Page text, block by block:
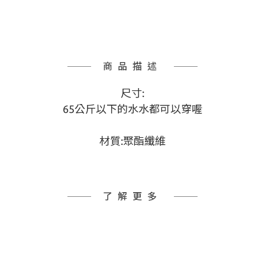
商品描述
尺寸:
65公斤以下的水水都可以穿喔
材質:聚酯纖維
了解更多